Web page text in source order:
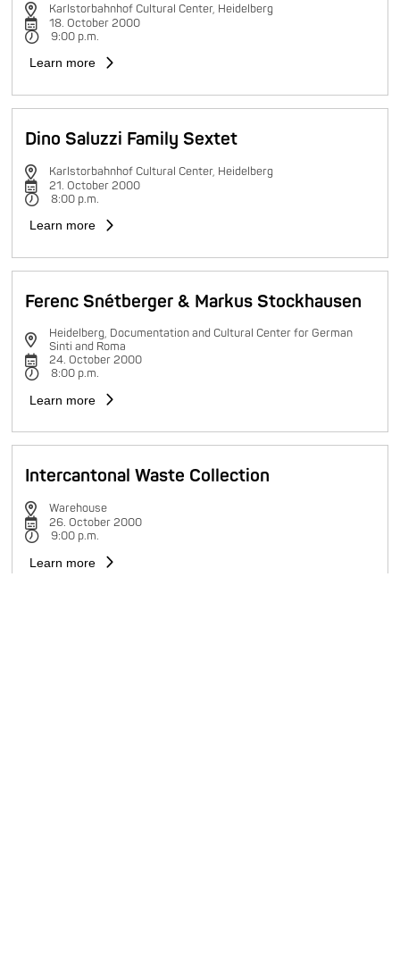
Karlstorbahnhof Cultural Center, Heidelberg
18. October 2000
9:00 p.m.
Learn more
Dino Saluzzi Family Sextet
Karlstorbahnhof Cultural Center, Heidelberg
21. October 2000
8:00 p.m.
Learn more
Ferenc Snétberger & Markus Stockhausen
Heidelberg, Documentation and Cultural Center for German
Sinti and Roma
24. October 2000
8:00 p.m.
Learn more
Intercantonal Waste Collection
Warehouse
26. October 2000
9:00 p.m.
Learn more